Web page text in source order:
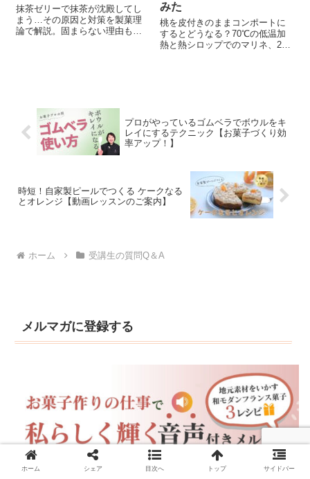
抹茶ゼリーで抹茶が沈殿してし
まう…その原因と対策を製菓理
論で解説。固まらない理由もお
みた
桃を皮付きのままコンポートに
するとどうなる？70℃の低温加
熱と熱シロップでのマリネ、2つ
プロがやっているゴムベラでボウルをキ
レイにするテクニック【お菓子づくり効
率アップ！】
時短！自家製ピールでつくる ケークなる
とオレンジ【動画レッスンのご案内】
ホーム 受講生の質問Q＆A
メルマガに登録する
ホーム シェア 目次へ トップ サイドバー